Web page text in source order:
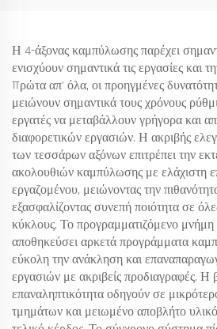
Η 4-άξονας καμπύλωσης παρέχει
ενισχύουν σημαντικά τις εργασίες και
Πρώτα απ' όλα, οι προηγμένες
μειώνουν σημαντικά τους χρόνους
εργατές να μεταβάλλουν γρήγορα και
διαφορετικών εργασιών. Η ακριβής
των τεσσάρων αξόνων επιτρέπει την
ακολουθιών καμπύλωσης με ελάχιστη
εργαζομένου, μειώνοντας την
εξασφαλίζοντας συνεπή ποιότητα σε
κύκλους. Το προγραμματιζόμενο μνήμη
αποθηκεύσει αρκετά προγράμματα
εύκολη την ανάκληση και
εργασιών με ακριβείς προδιαγραφές. Η
επαναληπτικότητα οδηγούν σε
τμημάτων και μειωμένο αποβλήτο